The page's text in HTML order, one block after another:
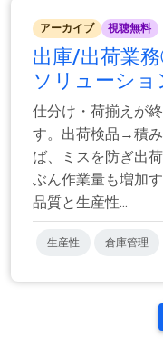
アーカイブ 視聴無料
出庫/出荷業
ソリューショ
仕分け・荷揃えが
す。出荷検品→積
ば、ミスを防ぎ出
ぶん作業量も増加
品質と生産性...
生産性 倉庫管理